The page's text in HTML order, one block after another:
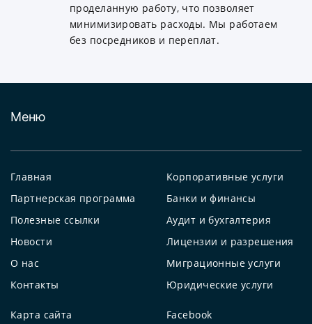
проделанную работу, что позволяет
минимизировать расходы. Мы работаем
без посредников и переплат.
Меню
Главная
Партнерская программа
Полезные ссылки
Новости
О нас
Контакты
Корпоративные услуги
Банки и финансы
Аудит и бухгалтерия
Лицензии и разрешения
Миграционные услуги
Юридические услуги
Карта сайта
Facebook